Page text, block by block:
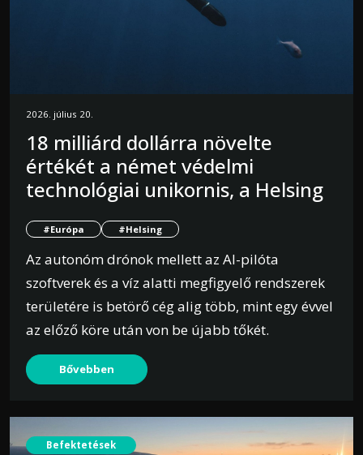
2026. július 20.
18 milliárd dollárra növelte
értékét a német védelmi
technológiai unikornis, a Helsing
#Európa #Helsing
Az autonóm drónok mellett az AI-pilóta
szoftverek és a víz alatti megfigyelő rendszerek
területére is betörő cég alig több, mint egy évvel
az előző köre után von be újabb tőkét.
Bővebben
Befektetések